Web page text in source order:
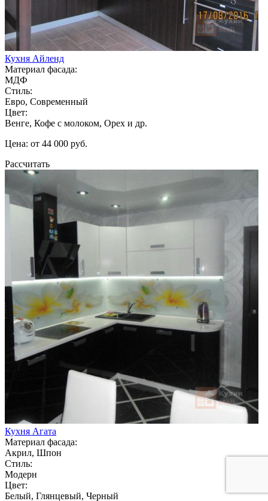
Кухня Айленд
Материал фасада:
МДФ
Стиль:
Евро, Современный
Цвет:
Венге, Кофе с молоком, Орех и др.
Цена: от 44 000 руб.
Рассчитать
Кухня Агата
Материал фасада:
Акрил, Шпон
Стиль:
Модерн
Цвет:
Белый, Глянцевый, Черный